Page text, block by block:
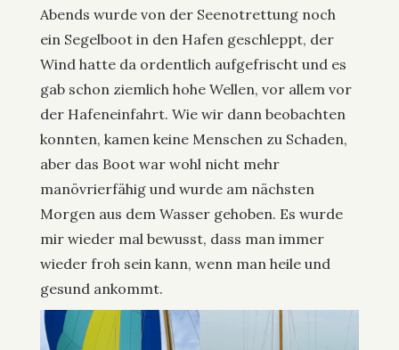
Abends wurde von der Seenotrettung noch
ein Segelboot in den Hafen geschleppt, der
Wind hatte da ordentlich aufgefrischt und es
gab schon ziemlich hohe Wellen, vor allem vor
der Hafeneinfahrt. Wie wir dann beobachten
konnten, kamen keine Menschen zu Schaden,
aber das Boot war wohl nicht mehr
manövrierfähig und wurde am nächsten
Morgen aus dem Wasser gehoben. Es wurde
mir wieder mal bewusst, dass man immer
wieder froh sein kann, wenn man heile und
gesund ankommt.